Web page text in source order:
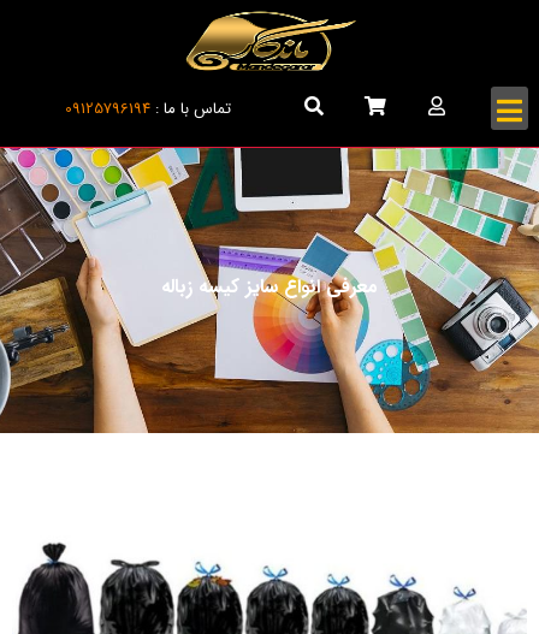
تماس با ما : 09125796194
معرفی انواع سایز کیسه زباله